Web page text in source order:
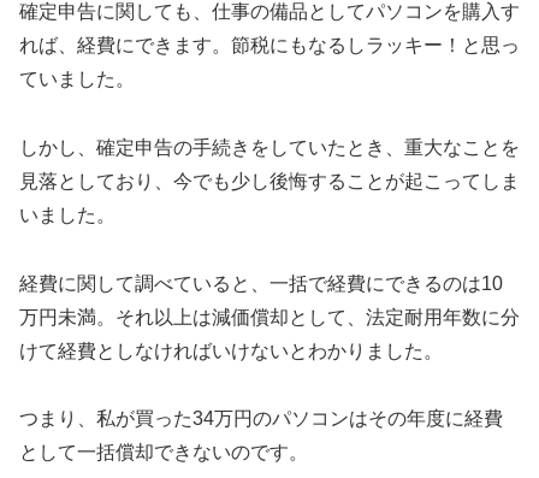
確定申告に関しても、仕事の備品としてパソコンを購入す
れば、経費にできます。節税にもなるしラッキー！と思っ
ていました。
しかし、確定申告の手続きをしていたとき、重大なことを
見落としており、今でも少し後悔することが起こってしま
いました。
経費に関して調べていると、一括で経費にできるのは10
万円未満。それ以上は減価償却として、法定耐用年数に分
けて経費としなければいけないとわかりました。
つまり、私が買った34万円のパソコンはその年度に経費
として一括償却できないのです。